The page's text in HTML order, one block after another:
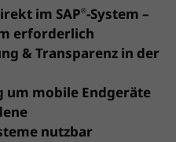
im SAP®-System –
erforderlich
& Transparenz in der
um mobile Endgeräte
nutzbar